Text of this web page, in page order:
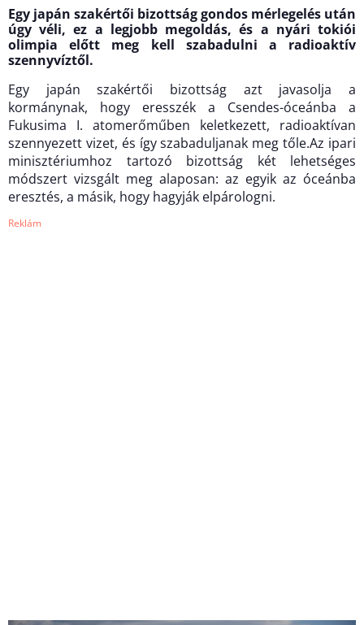
Egy japán szakértői bizottság gondos mérlegelés után
úgy véli, ez a legjobb megoldás, és a nyári tokiói
olimpia előtt meg kell szabadulni a radioaktív
szennyvíztől.
Egy japán szakértői bizottság azt javasolja a
kormánynak, hogy eresszék a Csendes-óceánba a
Fukusima I. atomerőműben keletkezett, radioaktívan
szennyezett vizet, és így szabaduljanak meg tőle.Az ipari
minisztériumhoz tartozó bizottság két lehetséges
módszert vizsgált meg alaposan: az egyik az óceánba
eresztés, a másik, hogy hagyják elpárologni.
Reklám